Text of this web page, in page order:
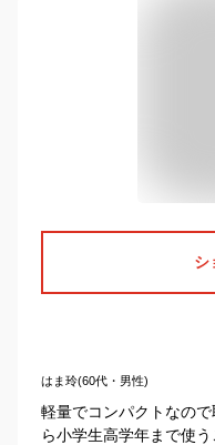
シ
はま玲(60代・男性)
軽量でコンパクトなの
ら小学生高学年まで使